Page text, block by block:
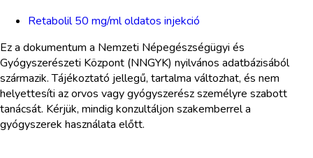
Retabolil 50 mg/ml oldatos injekció
Ez a dokumentum a Nemzeti Népegészségügyi és
Gyógyszerészeti Központ (NNGYK) nyilvános adatbázisából
származik. Tájékoztató jellegű, tartalma változhat, és nem
helyettesíti az orvos vagy gyógyszerész személyre szabott
tanácsát. Kérjük, mindig konzultáljon szakemberrel a
gyógyszerek használata előtt.